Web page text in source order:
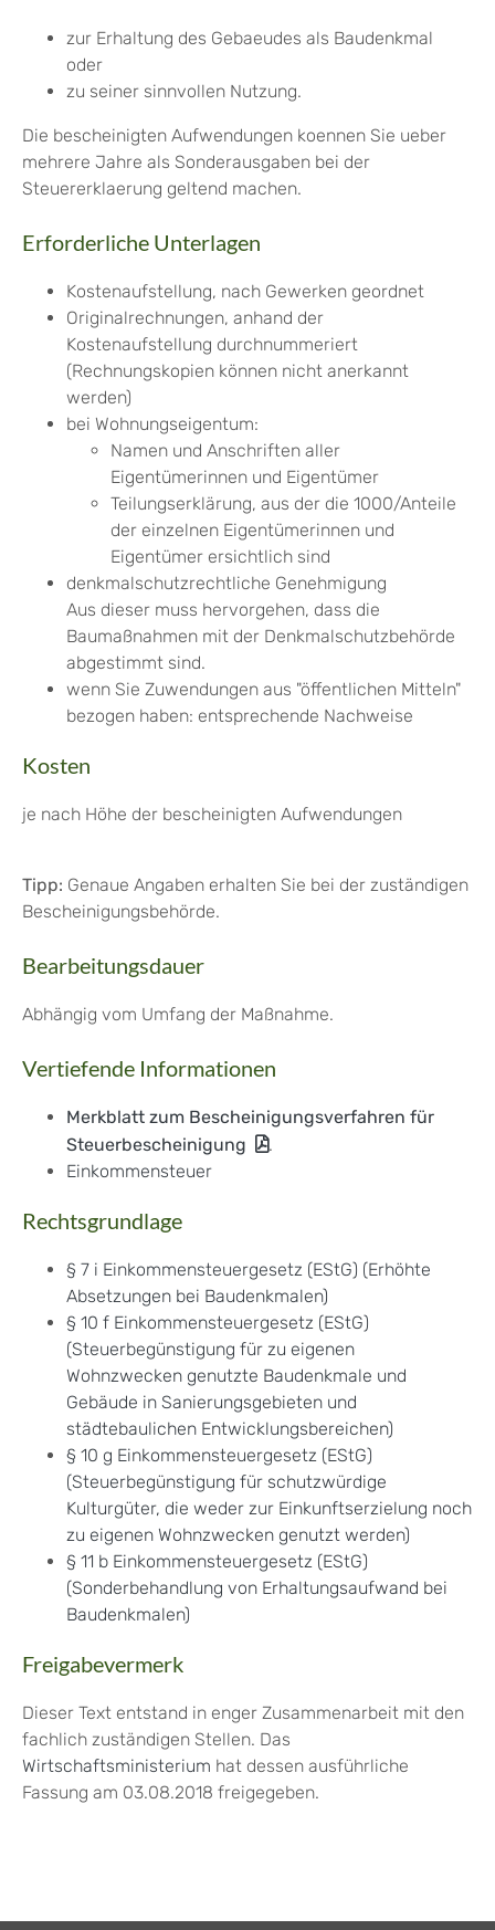
zur Erhaltung des Gebaeudes als Baudenkmal
oder
zu seiner sinnvollen Nutzung.
Die bescheinigten Aufwendungen koennen Sie ueber
mehrere Jahre als Sonderausgaben bei der
Steuererklaerung geltend machen.
Erforderliche Unterlagen
Kostenaufstellung, nach Gewerken geordnet
Originalrechnungen, anhand der
Kostenaufstellung durchnummeriert
(Rechnungskopien können nicht anerkannt
werden)
bei Wohnungseigentum:
Namen und Anschriften aller
Eigentümerinnen und Eigentümer
Teilungserklärung, aus der die 1000/Anteile
der einzelnen Eigentümerinnen und
Eigentümer ersichtlich sind
denkmalschutzrechtliche Genehmigung
Aus dieser muss hervorgehen, dass die
Baumaßnahmen mit der Denkmalschutzbehörde
abgestimmt sind.
wenn Sie Zuwendungen aus "öffentlichen Mitteln"
bezogen haben: entsprechende Nachweise
Kosten
je nach Höhe der bescheinigten Aufwendungen
Tipp: Genaue Angaben erhalten Sie bei der zuständigen
Bescheinigungsbehörde.
Bearbeitungsdauer
Abhängig vom Umfang der Maßnahme.
Vertiefende Informationen
Merkblatt zum Bescheinigungsverfahren für
Steuerbescheinigung
.
Einkommensteuer
Rechtsgrundlage
§ 7 i Einkommensteuergesetz (EStG) (Erhöhte
Absetzungen bei Baudenkmalen)
§ 10 f Einkommensteuergesetz (EStG)
(Steuerbegünstigung für zu eigenen
Wohnzwecken genutzte Baudenkmale und
Gebäude in Sanierungsgebieten und
städtebaulichen Entwicklungsbereichen)
§ 10 g Einkommensteuergesetz (EStG)
(Steuerbegünstigung für schutzwürdige
Kulturgüter, die weder zur Einkunftserzielung noch
zu eigenen Wohnzwecken genutzt werden)
§ 11 b Einkommensteuergesetz (EStG)
(Sonderbehandlung von Erhaltungsaufwand bei
Baudenkmalen)
Freigabevermerk
Dieser Text entstand in enger Zusammenarbeit mit den
fachlich zuständigen Stellen. Das
Wirtschaftsministerium hat dessen ausführliche
Fassung am 03.08.2018 freigegeben.